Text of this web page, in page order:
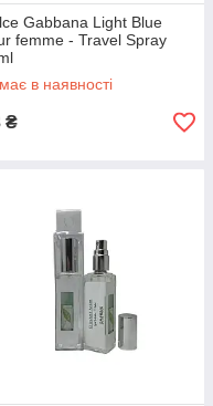
Gabbana Light Blue
femme - Travel Spray
в наявності
₴